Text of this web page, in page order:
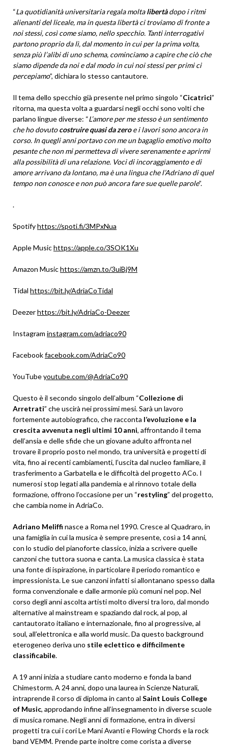
“La quotidianità universitaria regala moltalibertàdopo i ritmi
alienanti del liceale, ma in questa libertà ci troviamo di fronte a
noi stessi, così come siamo, nello specchio. Tanti interrogativi
partono proprio da lì, dal momento in cui per la prima volta,
senza più l’alibi di uno schema, cominciamo a capire che ciò che
siamo dipende da noi e dal modo in cui noi stessi per primi ci
percepiamo”, dichiara lo stesso cantautore.
Il tema dello specchio già presente nel primo singolo “Cicatrici”
ritorna, ma questa volta a guardarsi negli occhi sono volti che
parlano lingue diverse: “L’amore per me stesso è un sentimento
che ho dovutocostruire quasi da zeroe i lavori sono ancora in
corso. In quegli anni portavo con me un bagaglio emotivo molto
pesante che non mi permetteva di vivere serenamente e aprirmi
alla possibilità di una relazione. Voci di incoraggiamento e di
amore arrivano da lontano, ma è una lingua che l’Adriano di quel
tempo non conosce e non può ancora fare sue quelle parole”.
.
Spotifyhttps://spoti.fi/3MPxNua
Apple Musichttps://apple.co/3SOK1Xu
Amazon Musichttps://amzn.to/3uiBj9M
Tidal https://bit.ly/AdriaCoTidal
Deezerhttps://bit.ly/AdriaCo-Deezer
Instagram instagram.com/adriaco90
Facebookfacebook.com/AdriaCo90
YouTubeyoutube.com/@AdriaCo90
Questo è il secondo singolo dell’album “Collezione di
Arretrati” che uscirà nei prossimi mesi. Sarà un lavoro
fortemente autobiografico, che racconta l’evoluzione e la
crescita avvenuta negli ultimi 10 anni, affrontando il tema
dell’ansia e delle sfide che un giovane adulto affronta nel
trovare il proprio posto nel mondo, tra università e progetti di
vita, fino ai recenti cambiamenti, l’uscita dal nucleo familiare, il
trasferimento a Garbatella e le difficoltà del progetto ACo. I
numerosi stop legati alla pandemia e al rinnovo totale della
formazione, offrono l’occasione per un “restyling” del progetto,
che cambia nome in AdriaCo.
Adriano Meliffi nasce a Roma nel 1990. Cresce al Quadraro, in
una famiglia in cui la musica è sempre presente, così a 14 anni,
con lo studio del pianoforte classico, inizia a scrivere quelle
canzoni che tuttora suona e canta. La musica classica è stata
una fonte di ispirazione, in particolare il periodo romantico e
impressionista. Le sue canzoni infatti si allontanano spesso dalla
forma convenzionale e dalle armonie più comuni nel pop. Nel
corso degli anni ascolta artisti molto diversi tra loro, dal mondo
alternative al mainstream e spaziando dal rock, al pop, al
cantautorato italiano e internazionale, fino al progressive, al
soul, all’elettronica e alla world music. Da questo background
eterogeneo deriva uno stile eclettico e difficilmente
classificabile.
A 19 anni inizia a studiare canto moderno e fonda la band
Chimestorm. A 24 anni, dopo una laurea in Scienze Naturali,
intraprende il corso di diploma in canto al Saint Louis College
of Music, approdando infine all’insegnamento in diverse scuole
di musica romane. Negli anni di formazione, entra in diversi
progetti tra cui i cori Le Mani Avanti e Flowing Chords e la rock
band VEMM. Prende parte inoltre come corista a diverse